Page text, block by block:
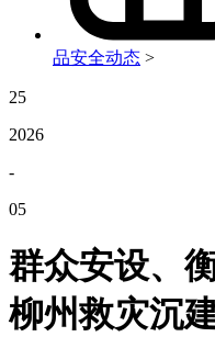
品安全动态 >
25
2026
-
05
群众安设、
柳州救灾沉